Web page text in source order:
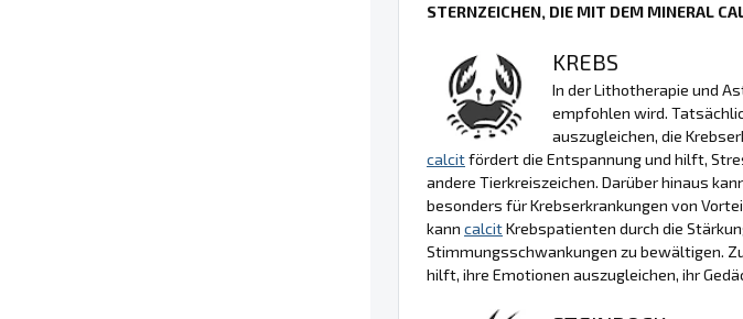
STERNZEICHEN, DIE MIT DEM MINERAL
KREBS
In der Lithotherapie und
empfohlen wird.
auszugleichen, die
calcitfördert die Entspannung und hilft,
andere Tierkreiszeichen. Darüber hinaus
besonders für Krebserkrankungen von
kann calcitKrebspatienten durch die
Stimmungsschwankungen zu bewältigen.
hilft, ihre Emotionen auszugleichen, ihr